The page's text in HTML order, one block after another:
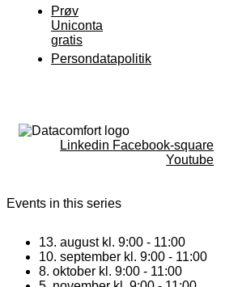
Prøv
Uniconta
gratis
Persondatapolitik
Linkedin Facebook-square
Youtube
Events in this series
13. august kl. 9:00 - 11:00
10. september kl. 9:00 - 11:00
8. oktober kl. 9:00 - 11:00